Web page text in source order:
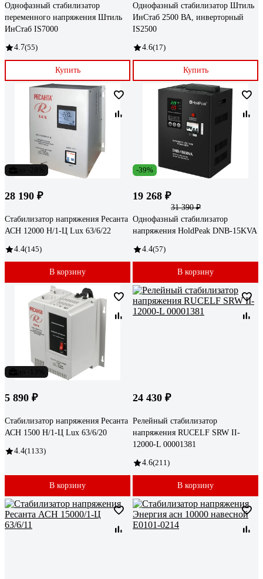
Однофазный стабилизатор
переменного напряжения Штиль
ИнСтаб IS7000
4.7(55)
Купить
Однофазный стабилизатор Штиль
ИнСтаб 2500 ВА, инверторный
IS2500
4.6(17)
Купить
28 190 ₽
Стабилизатор напряжения Ресанта
АСН 12000 Н/1-Ц Lux 63/6/22
4.4(145)
В корзину
-39%
19 268 ₽
31 390 ₽
Однофазный стабилизатор
напряжения HoldPeak DNB-15KVA
4.4(57)
В корзину
5 890 ₽
Стабилизатор напряжения Ресанта
АСН 1500 Н/1-Ц Lux 63/6/20
4.4(1133)
В корзину
24 430 ₽
Релейный стабилизатор
напряжения RUCELF SRW II-
12000-L 00001381
4.6(211)
В корзину